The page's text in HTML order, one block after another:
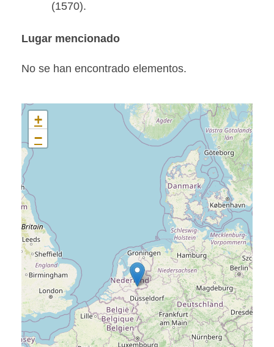
(1570).
Lugar mencionado
No se han encontrado elementos.
+
−